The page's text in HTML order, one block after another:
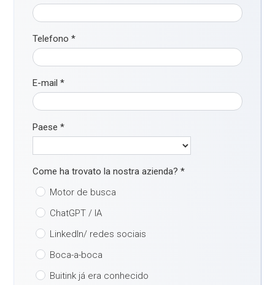
Telefono*
E-mail*
Paese*
Come ha trovato la nostra azienda?*
Motor de busca
ChatGPT / IA
LinkedIn/ redes sociais
Boca-a-boca
Buitink já era conhecido